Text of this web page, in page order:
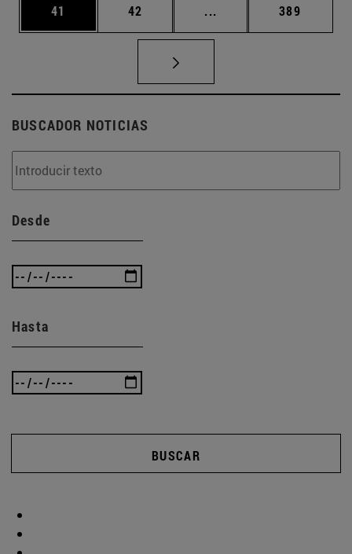
Página
41 Página
42 ... Páginas intermedias
Página
389
BUSCADOR NOTICIAS
Desde
Hasta
BUSCAR